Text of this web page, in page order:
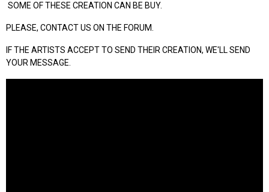
SOME OF THESE CREATION CAN BE BUY.
PLEASE, CONTACT US ON THE FORUM.
IF THE ARTISTS ACCEPT TO SEND THEIR CREATION, WE'LL SEND
YOUR MESSAGE.